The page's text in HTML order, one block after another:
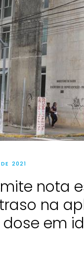
2021
nota
na
em